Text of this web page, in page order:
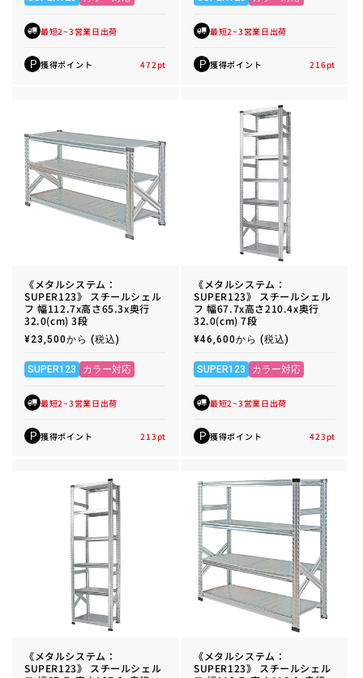
最短2~3営業日出荷
P 獲得ポイント 472pt
最短2~3営業日出荷
P 獲得ポイント 216pt
《メタルシステム：
SUPER123》 スチールシェル
フ 幅112.7x高さ65.3x奥行
32.0(cm) 3段
通
価
格
¥23,500から (税込)
SUPER123 カラー対応
最短2~3営業日出荷
P 獲得ポイント 213pt
《メタルシステム：
SUPER123》 スチールシェル
フ 幅67.7x高さ210.4x奥行
32.0(cm) 7段
通
価
格
¥46,600から (税込)
SUPER123 カラー対応
最短2~3営業日出荷
P 獲得ポイント 423pt
《メタルシステム：
SUPER123》 スチールシェル
《メタルシステム：
SUPER123》 スチールシェル